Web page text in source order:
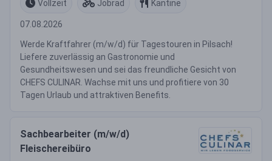
Vollzeit Jobrad Kantine
07.08.2026
Werde Kraftfahrer (m/w/d) für Tagestouren in Pilsach!
Liefere zuverlässig an Gastronomie und
Gesundheitswesen und sei das freundliche Gesicht von
CHEFS CULINAR. Wachse mit uns und profitiere von 30
Tagen Urlaub und attraktiven Benefits.
Sachbearbeiter (m/w/d)
Fleischereibüro